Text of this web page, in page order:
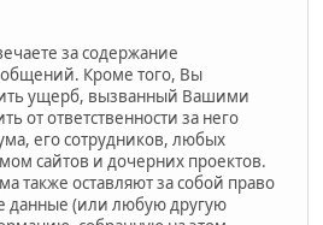
за содержание
Кроме того, Вы
ущерб, вызванный Вашими
от ответственности за него
его сотрудников, любых
сайтов и дочерних проектов.
также оставляют за собой право
данные (или любую другую